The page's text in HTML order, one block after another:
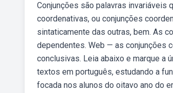
Conjunções são palavras invariáveis
coordenativas, ou conjunções
sintaticamente das outras, bem. As
dependentes. Web — as conjunções
conclusivas. Leia abaixo e marque a
textos em português, estudando a
focada nos alunos do oitavo ano do